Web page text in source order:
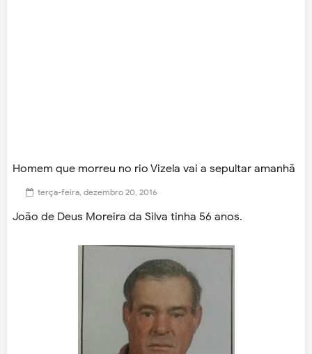
Homem que morreu no rio Vizela vai a sepultar amanhã
terça-feira, dezembro 20, 2016
João de Deus Moreira da Silva tinha 56 anos.